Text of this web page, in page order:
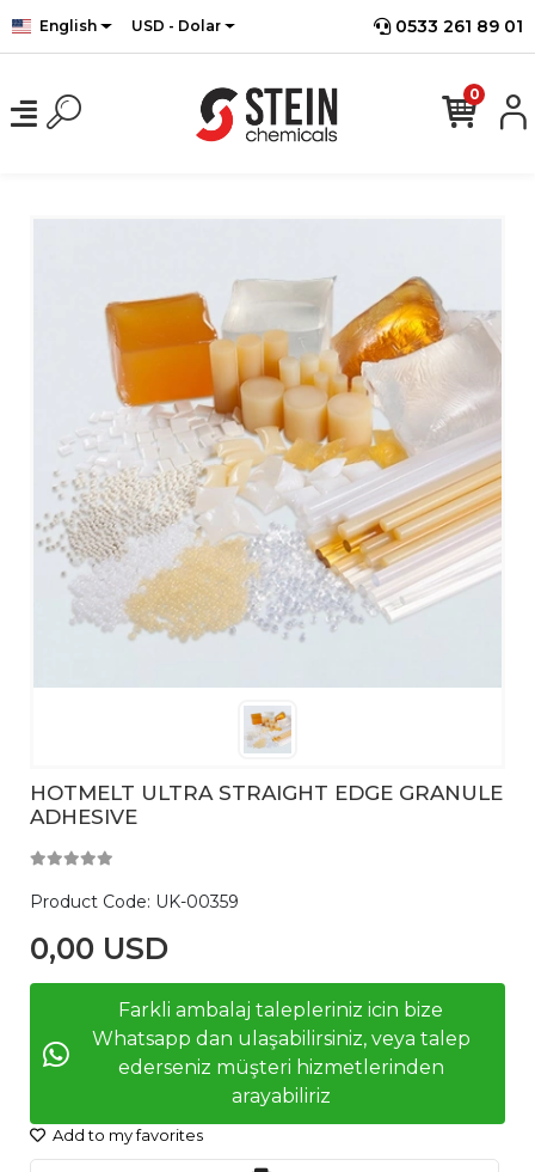
English USD - Dolar 0533 261 89 01
0
HOTMELT ULTRA STRAIGHT EDGE GRANULE
ADHESIVE
Product Code: UK-00359
0,00 USD
Farkli ambalaj talepleriniz icin bize
Whatsapp dan ulaşabilirsiniz, veya talep
ederseniz müşteri hizmetlerinden
arayabiliriz
Add to my favorites